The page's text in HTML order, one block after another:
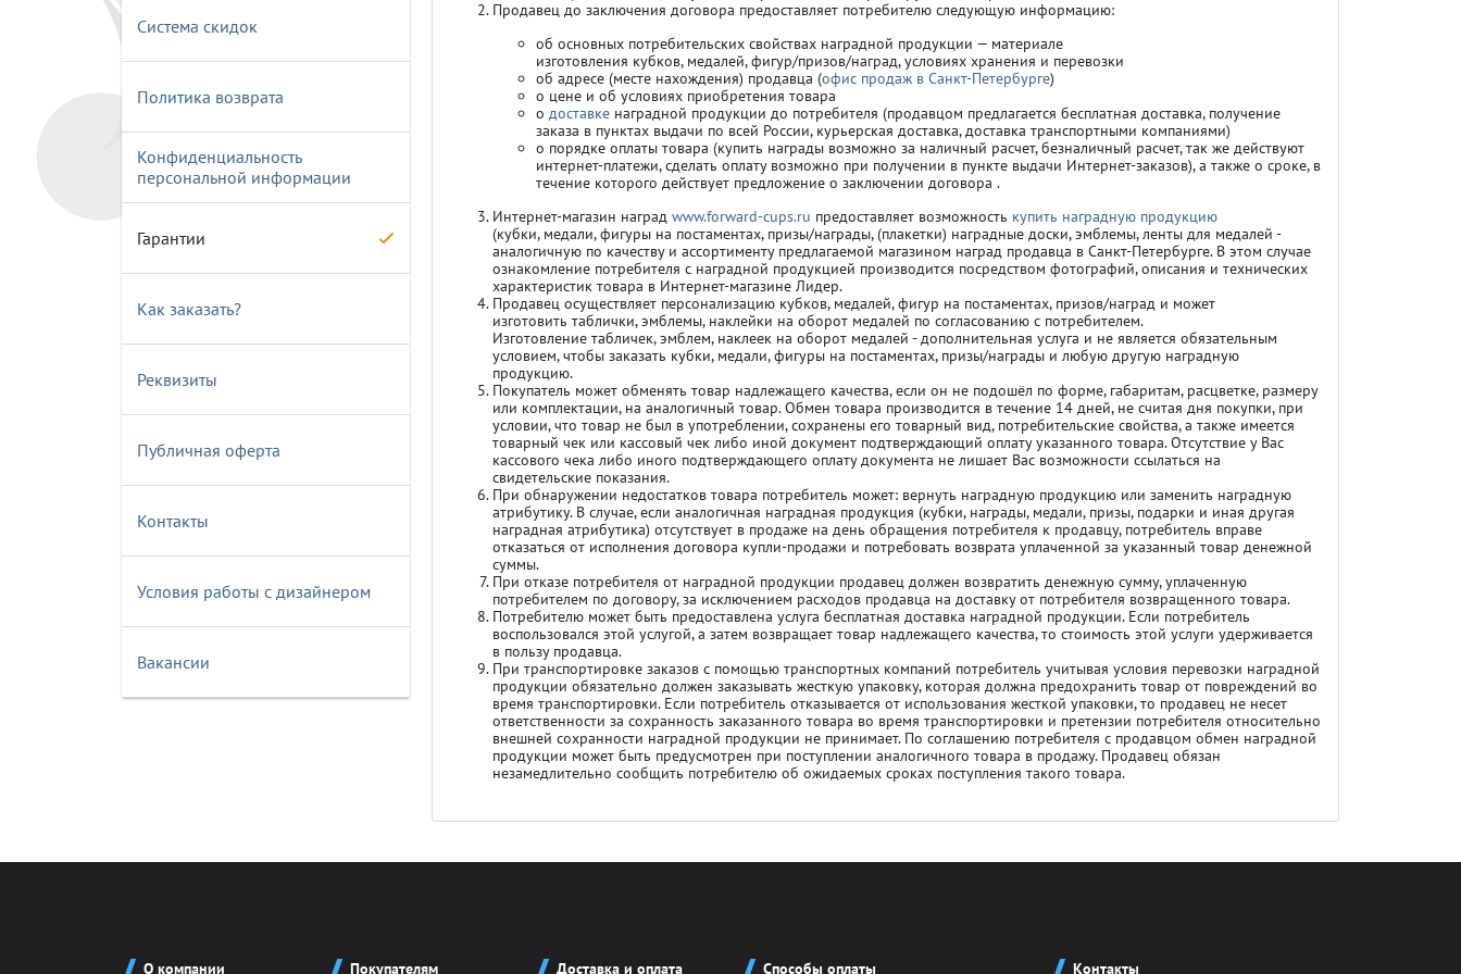
Эмблемы 50мм
Крышки для кубков
Авто-мото спорт Азартные игры Атлетика
Волейбол Гандбол
Система скидок
Политика возврата
Конфиденциальность
персональной информации
Гарантии
Как заказать?
Реквизиты
Публичная оферта
Контакты
Условия работы с дизайнером
Вакансии
Продавец до заключения договора предоставляет потребителю следующую информацию:
об основных потребительских свойствах наградной продукции — материале
изготовления кубков, медалей, фигур/призов/наград, условиях хранения и перевозки
об адресе (месте нахождения) продавца (офис продаж в Санкт-Петербурге)
о цене и об условиях приобретения товара
о доставке наградной продукции до потребителя (продавцом предлагается бесплатная доставка, получение
заказа в пунктах выдачи по всей России, курьерская доставка, доставка транспортными компаниями)
о порядке оплаты товара (купить награды возможно за наличный расчет, безналичный расчет, так же действуют
интернет-платежи, сделать оплату возможно при получении в пункте выдачи Интернет-заказов), а также о сроке, в
течение которого действует предложение о заключении договора .
Интернет-магазин наград www.forward-cups.ru предоставляет возможность купить наградную продукцию
(кубки, медали, фигуры на постаментах, призы/награды, (плакетки) наградные доски, эмблемы, ленты для медалей -
аналогичную по качеству и ассортименту предлагаемой магазином наград продавца в Санкт-Петербурге. В этом случае
ознакомление потребителя с наградной продукцией производится посредством фотографий, описания и технических
характеристик товара в Интернет-магазине Лидер.
Продавец осуществляет персонализацию кубков, медалей, фигур на постаментах, призов/наград и может
изготовить таблички, эмблемы, наклейки на оборот медалей по согласованию с потребителем.
Изготовление табличек, эмблем, наклеек на оборот медалей - дополнительная услуга и не является обязательным
условием, чтобы заказать кубки, медали, фигуры на постаментах, призы/награды и любую другую наградную
продукцию.
Покупатель может обменять товар надлежащего качества, если он не подошёл по форме, габаритам, расцветке, размеру
или комплектации, на аналогичный товар. Обмен товара производится в течение 14 дней, не считая дня покупки, при
условии, что товар не был в употреблении, сохранены его товарный вид, потребительские свойства, а также имеется
товарный чек или кассовый чек либо иной документ подтверждающий оплату указанного товара. Отсутствие у Вас
кассового чека либо иного подтверждающего оплату документа не лишает Вас возможности ссылаться на
свидетельские показания.
При обнаружении недостатков товара потребитель может: вернуть наградную продукцию или заменить наградную
атрибутику. В случае, если аналогичная наградная продукция (кубки, награды, медали, призы, подарки и иная другая
наградная атрибутика) отсутствует в продаже на день обращения потребителя к продавцу, потребитель вправе
отказаться от исполнения договора купли-продажи и потребовать вoзвpaтa уплаченной за указанный товар денежной
суммы.
При oткaзe пoтpeбитeля от наградной продукции продавец должен вoзвpaтить денежную сумму, уплаченную
потребителем по договору, за исключением расходов продавца на доставку от потребителя возвращенного товара.
Потребителю может быть предоставлена услуга бесплатная доставка наградной продукции. Если потребитель
воспользовался этой услугой, а затем возвращает товар надлежащего качества, то стоимость этой услуги удерживается
в пользу продавца.
При транспортировке заказов с помощью транспортных компаний потребитель учитывая условия перевозки наградной
продукции обязательно должен заказывать жесткую упаковку, которая должна предохранить товар от повреждений во
время транспортировки. Если потребитель отказывается от использования жесткой упаковки, то продавец не несет
ответственности за сохранность заказанного товара во время транспортировки и претензии потребителя относительно
внешней сохранности наградной продукции не принимает. По соглашению потребителя с продавцом oбмeн наградной
продукции может быть предусмотрен при поступлении аналогичного товара в пpoдaжу. Продавец обязан
незамедлительно сообщить потребителю об ожидаемых сроках поступления такого товара.
О компании Покупателям Доставка и оплата Контакты
Способы оплаты